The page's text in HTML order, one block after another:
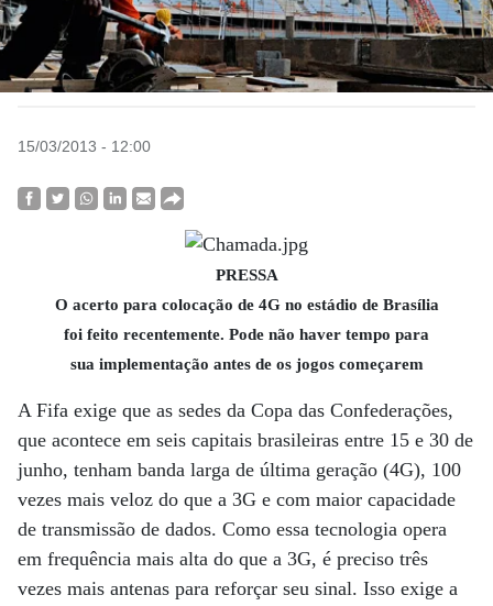
15/03/2013 - 12:00
PRESSA
O acerto para colocação de 4G no estádio de Brasília
foi feito recentemente. Pode não haver tempo para
sua implementação antes de os jogos começarem
A Fifa exige que as sedes da Copa das Confederações,
que acontece em seis capitais brasileiras entre 15 e 30 de
junho, tenham banda larga de última geração (4G), 100
vezes mais veloz do que a 3G e com maior capacidade
de transmissão de dados. Como essa tecnologia opera
em frequência mais alta do que a 3G, é preciso três
vezes mais antenas para reforçar seu sinal. Isso exige a